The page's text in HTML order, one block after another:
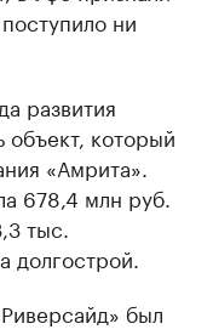
ни
развития
объект, который
«Амрита».
678,4 млн руб.
тыс.
долгострой.
был